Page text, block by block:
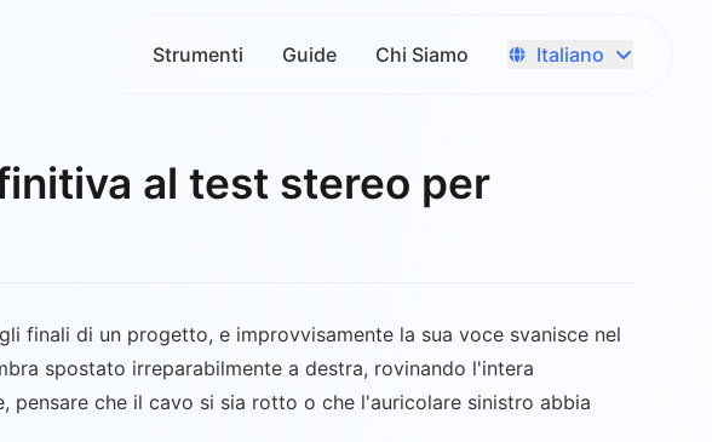
Strumenti Guide Chi Siamo Italiano
al test stereo per
finali di un progetto, e improvvisamente la sua voce svanisce nel
spostato irreparabilmente a destra, rovinando l'intera
pensare che il cavo si sia rotto o che l'auricolare sinistro abbia